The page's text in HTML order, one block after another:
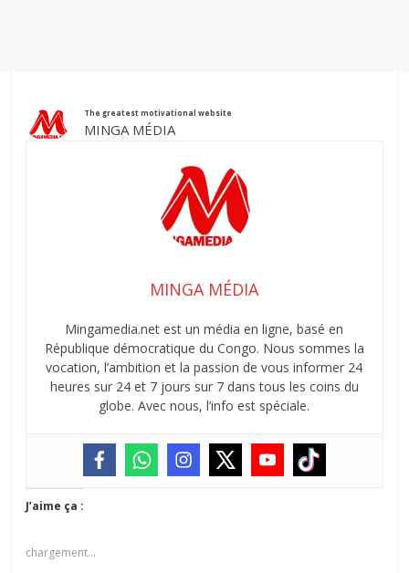
The greatest motivational website
MINGA MÉDIA
MINGA MÉDIA
Mingamedia.net est un média en ligne, basé en
République démocratique du Congo. Nous sommes la
vocation, l’ambition et la passion de vous informer 24
heures sur 24 et 7 jours sur 7 dans tous les coins du
globe. Avec nous, l’info est spéciale.
J’aime ça :
chargement…